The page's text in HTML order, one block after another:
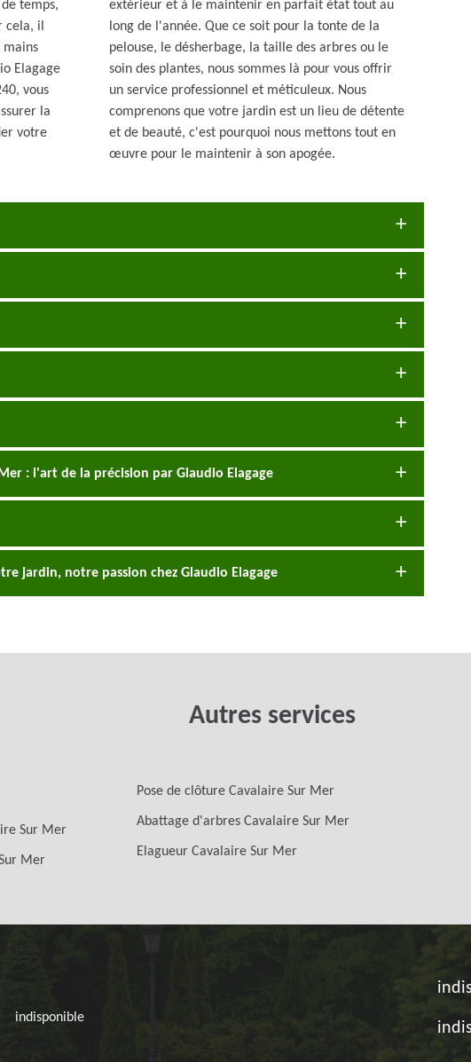
temps,
cela, il
Elagage
vous
la
votre
extérieur et à le maintenir en parfait état tout au
long de l'année. Que ce soit pour la tonte de la
pelouse, le désherbage, la taille des arbres ou le
soin des plantes, nous sommes là pour vous offrir
un service professionnel et méticuleux. Nous
comprenons que votre jardin est un lieu de détente
et de beauté, c'est pourquoi nous mettons tout en
œuvre pour le maintenir à son apogée.
: l'art de la précision par Glaudio Elagage
jardin, notre passion chez Glaudio Elagage
Autres services
Sur Mer
Mer
Pose de clôture Cavalaire Sur Mer
Abattage d'arbres Cavalaire Sur Mer
Elagueur Cavalaire Sur Mer
indisponible